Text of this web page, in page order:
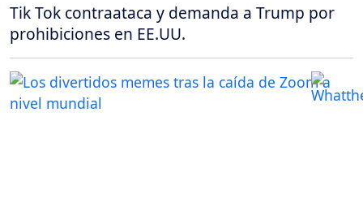
Tik Tok contraataca y demanda a Trump por
prohibiciones en EE.UU.